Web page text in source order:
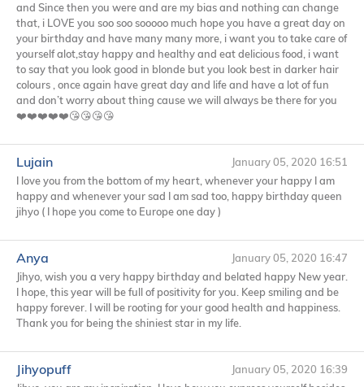
and Since then you were and are my bias and nothing can change
that, i LOVE you soo soo sooooo much hope you have a great day on
your birthday and have many many more, i want you to take care of
yourself alot,stay happy and healthy and eat delicious food, i want
to say that you look good in blonde but you look best in darker hair
colours , once again have great day and life and have a lot of fun
and don’t worry about thing cause we will always be there for you
❤️❤️❤️❤️❤️😘😘😘😘
Lujain
January 05, 2020 16:51
I love you from the bottom of my heart, whenever your happy I am
happy and whenever your sad I am sad too, happy birthday queen
jihyo ( I hope you come to Europe one day )
Anya
January 05, 2020 16:47
Jihyo, wish you a very happy birthday and belated happy New year.
I hope, this year will be full of positivity for you. Keep smiling and be
happy forever. I will be rooting for your good health and happiness.
Thank you for being the shiniest star in my life.
Jihyopuff
January 05, 2020 16:39